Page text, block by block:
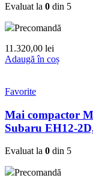
Evaluat la 0 din 5
Precomandă
11.320,00 lei
Adaugă în coș
Favorite
Mai compactor
Subaru EH12-
Evaluat la 0 din 5
Precomandă